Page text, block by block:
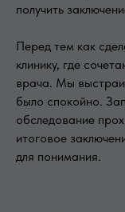
получить
Перед тем как
клинику, где
врача. Мы
было спокойно.
обследование
итоговое
для понимания.